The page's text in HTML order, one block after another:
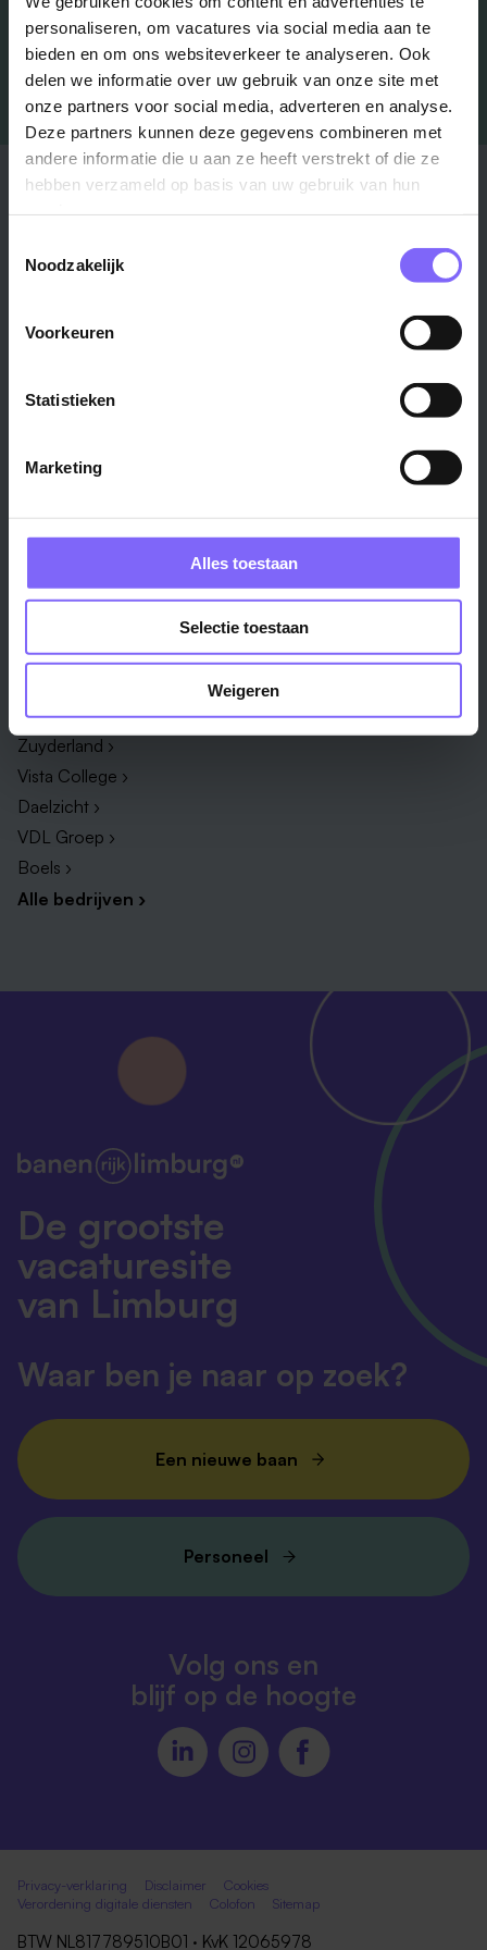
personaliseren, om vacatures via social media aan te
bieden en om ons websiteverkeer te analyseren. Ook
delen we informatie over uw gebruik van onze site met
onze partners voor social media, adverteren en analyse.
Deze partners kunnen deze gegevens combineren met
andere informatie die u aan ze heeft verstrekt of die ze
hebben verzameld op basis van uw gebruik van hun
Noodzakelijk
Voorkeuren
Statistieken
Marketing
Alles toestaan
Selectie toestaan
Weigeren
Stad
Venlo ›
Regio
ICT ›
Productiemedewerker ›
Onderwijsassistent ›
Alle functies ›
Zuyderland ›
Vista College ›
Daelzicht ›
VDL Groep ›
Boels ›
Alle bedrijven ›
De grootste
vacaturesite
van Limburg
Waar ben je naar op zoek?
Een nieuwe baan
Personeel
Volg ons en
blijf op de hoogte
Privacy-verklaring Disclaimer
Cookies
Verordening digitale diensten
Colofon Sitemap
BTW NL817789510B01 · KvK 12065978